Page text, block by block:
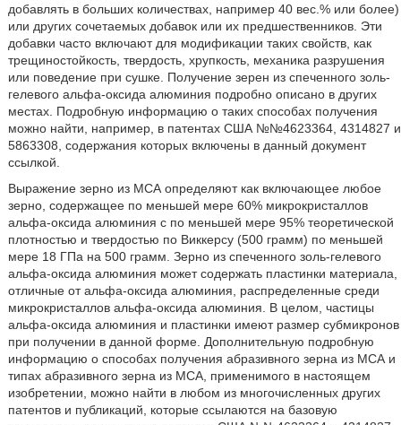
добавлять в больших количествах, например 40 вес.% или более)
или других сочетаемых добавок или их предшественников. Эти
добавки часто включают для модификации таких свойств, как
трещиностойкость, твердость, хрупкость, механика разрушения
или поведение при сушке. Получение зерен из спеченного золь-
гелевого альфа-оксида алюминия подробно описано в других
местах. Подробную информацию о таких способах получения
можно найти, например, в патентах США №№4623364, 4314827 и
5863308, содержания которых включены в данный документ
ссылкой.
Выражение зерно из МСА определяют как включающее любое
зерно, содержащее по меньшей мере 60% микрокристаллов
альфа-оксида алюминия с по меньшей мере 95% теоретической
плотностью и твердостью по Виккерсу (500 грамм) по меньшей
мере 18 ГПа на 500 грамм. Зерно из спеченного золь-гелевого
альфа-оксида алюминия может содержать пластинки материала,
отличные от альфа-оксида алюминия, распределенные среди
микрокристаллов альфа-оксида алюминия. В целом, частицы
альфа-оксида алюминия и пластинки имеют размер субмикронов
при получении в данной форме. Дополнительную подробную
информацию о способах получения абразивного зерна из МСА и
типах абразивного зерна из МСА, применимого в настоящем
изобретении, можно найти в любом из многочисленных других
патентов и публикаций, которые ссылаются на базовую